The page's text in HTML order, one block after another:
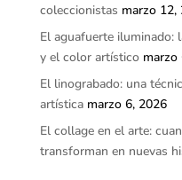
coleccionistas marzo 12,
El aguafuerte iluminado:
y el color artístico marzo
El linograbado: una
artística marzo 6, 2026
El collage en el arte:
transforman en nuevas